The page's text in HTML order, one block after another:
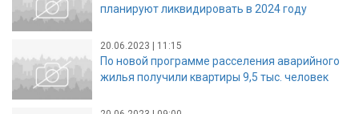
планируют ликвидировать в 2024 году
20.06.2023 | 11:15
По новой программе расселения аварийного
жилья получили квартиры 9,5 тыс. человек